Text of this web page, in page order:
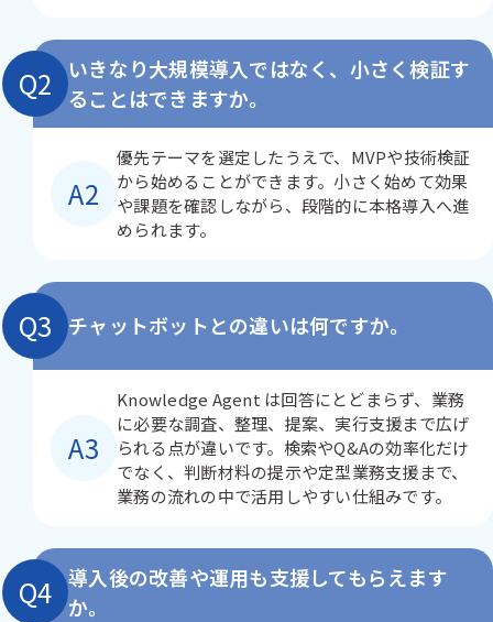
Q2
いきなり大規模導入ではなく、小さく検証す
ることはできますか。
A2
優先テーマを選定したうえで、MVPや技術検証
から始めることができます。小さく始めて効果
や課題を確認しながら、段階的に本格導入へ進
められます。
Q3 チャットボットとの違いは何ですか。
A3
Knowledge Agent は回答にとどまらず、業務
に必要な調査、整理、提案、実行支援まで広げ
られる点が違いです。検索やQ&Aの効率化だけ
でなく、判断材料の提示や定型業務支援まで、
業務の流れの中で活用しやすい仕組みです。
Q4 導入後の改善や運用も支援してもらえます
か。